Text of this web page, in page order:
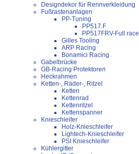
Designdekor für Rennverkleidung
Fußrastenanlagen
PP-Tuning
PP517.F
PP517FRV-Full race
Gilles Tooling
ARP Racing
Bonamici Racing
Gabelbrücke
GB-Racing Protektoren
Heckrahmen
Ketten-, Räder-, Ritzel
Ketten
Kettenrad
Kettenritzel
Kettenspanner
Knieschleifer
Holz-Knieschleifer
Lightech-Knieschleifer
PSI Knieschleifer
Kühlergitter